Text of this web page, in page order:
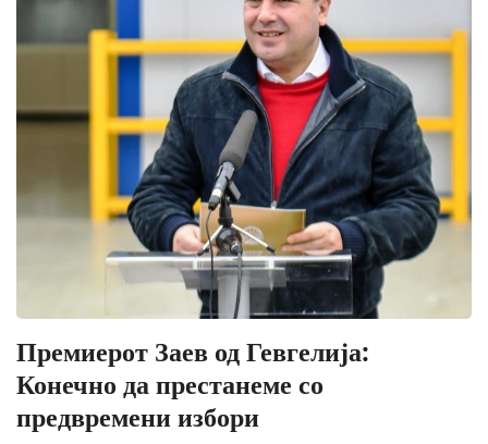
Премиерот Заев од Гевгелија:
Конечно да престанеме со
предвремени избори